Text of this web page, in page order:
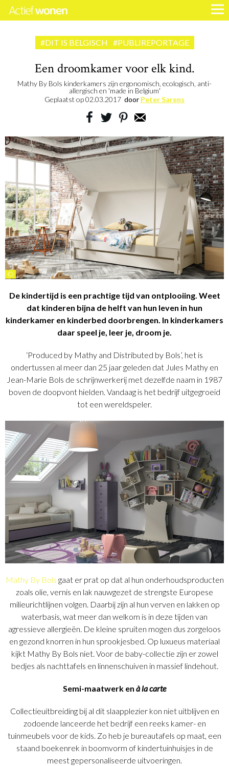
#DIT IS BELGISCH #PUBLIREPORTAGE
Een droomkamer voor elk kind.
Mathy By Bols kinderkamers zijn ergonomisch, ecologisch, anti-
allergisch en 'made in Belgium'
Geplaatst op02.03.2017 door Peter Sarens
©
De kindertijd is een prachtige tijd van ontplooiing. Weet
dat kinderen bijna de helft van hun leven in hun
kinderkamer en kinderbed doorbrengen. In kinderkamers
daar speel je, leer je, droom je.
‘Produced by Mathy and Distributed by Bols’, het is
ondertussen al meer dan 25 jaar geleden dat Jules Mathy en
Jean-Marie Bols de schrijnwerkerij met dezelfde naam in 1987
boven de doopvont hielden. Vandaag is het bedrijf uitgegroeid
tot een wereldspeler.
Mathy By Bols gaat er prat op dat al hun onderhoudsproducten
zoals olie, vernis en lak nauwgezet de strengste Europese
milieurichtlijnen volgen. Daarbij zijn al hun verven en lakken op
waterbasis, wat meer dan welkom is in deze tijden van
agressieve allergieën. De kleine spruiten mogen dus zorgeloos
en gezond knorren in hun sprookjesbed. Op luxueus materiaal
kijkt Mathy By Bols niet. Voor de baby-collectie zijn er zowel
bedjes als nachttafels en linnenschuiven in massief lindehout.
Semi-maatwerk en à la carte
Collectieuitbreiding bij al dit slaapplezier kon niet uitblijven en
zodoende lanceerde het bedrijf een reeks kamer- en
tuinmeubels voor de kids. Zo heb je bureautafels op maat, een
staand boekenrek in boomvorm of kindertuinhuisjes in de
meest gepersonaliseerde uitvoeringen.